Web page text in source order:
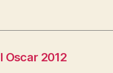
Oscar 2012